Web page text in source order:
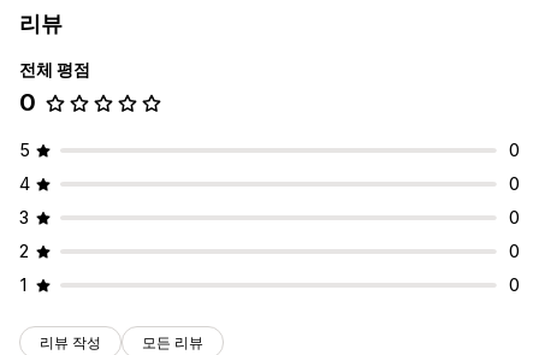
리뷰
전체 평점
0
5
0
4
0
3
0
2
0
1
0
리뷰 작성 모든 리뷰